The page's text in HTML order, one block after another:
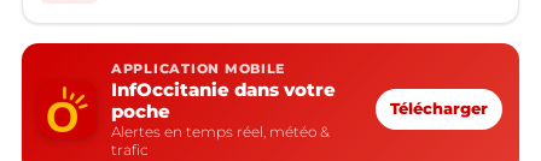
APPLICATION MOBILE
InfOccitanie dans votre
poche
Alertes en temps réel, météo &
trafic
Télécharger